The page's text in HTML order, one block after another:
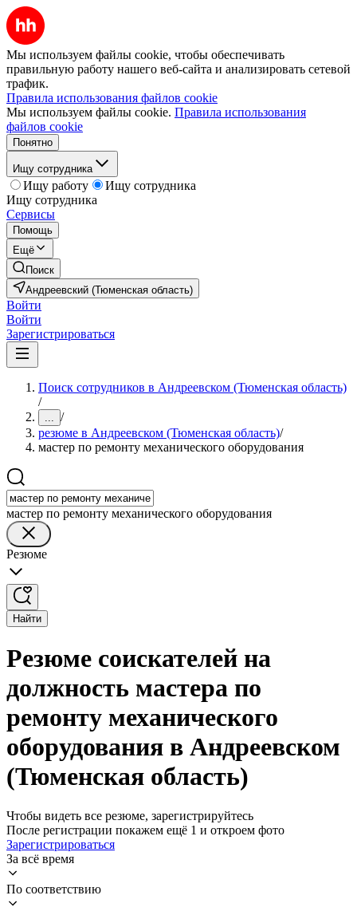
Мы используем файлы cookie, чтобы обеспечивать
правильную работу нашего веб-сайта и анализировать сетевой
трафик.
Правила использования файлов cookie
Мы используем файлы cookie. Правила использования
файлов cookie
Понятно
Ищу сотрудника
Ищу работу
Ищу сотрудника
Ищу сотрудника
Сервисы
Помощь
Ещё
Поиск
Андреевский (Тюменская область)
Войти
Войти
Зарегистрироваться
Поиск сотрудников в Андреевском (Тюменская область)
/
... /
резюме в Андреевском (Тюменская область)/
мастер по ремонту механического оборудования
мастер по ремонту механического оборудования
Резюме
Найти
Резюме соискателей на
должность мастера по
ремонту механического
оборудования в Андреевском
(Тюменская область)
Чтобы видеть все резюме, зарегистрируйтесь
После регистрации покажем ещё 1 и откроем фото
Зарегистрироваться
За всё время
По соответствию